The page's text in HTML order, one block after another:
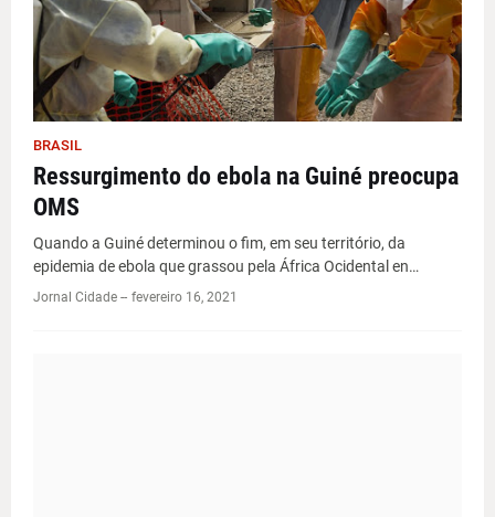
BRASIL
Ressurgimento do ebola na Guiné preocupa
OMS
Quando a Guiné determinou o fim, em seu território, da
epidemia de ebola que grassou pela África Ocidental en…
Jornal Cidade -- fevereiro 16, 2021